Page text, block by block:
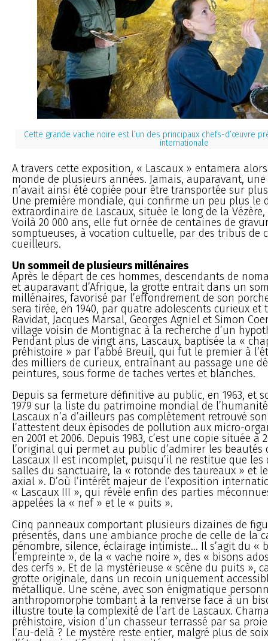
Cette grande vache noire est l’un des principaux chefs-d’œuvre
internationale
A travers cette exposition, « Lascaux » entamera
monde de plusieurs années. Jamais, auparavant,
n’avait ainsi été copiée pour être transportée sur
Une première mondiale, qui confirme un peu plus le
extraordinaire de Lascaux, située le long de la Vézère,
Voilà 20 000 ans, elle fut ornée de centaines de
somptueuses, à vocation cultuelle, par des tribus de
cueilleurs.
Un sommeil de plusieurs millénaires
Après le départ de ces hommes, descendants de
et auparavant d’Afrique, la grotte entrait dans un
millénaires, favorisé par l’effondrement de son
sera tirée, en 1940, par quatre adolescents curieux et
Ravidat, Jacques Marsal, Georges Agniel et Simon
village voisin de Montignac à la recherche d’un
Pendant plus de vingt ans, Lascaux, baptisée la «
préhistoire » par l’abbé Breuil, qui fut le premier à
des milliers de curieux, entraînant au passage une
peintures, sous forme de taches vertes et blanches.
Depuis sa fermeture définitive au public, en 1963, et
1979 sur la liste du patrimoine mondial de l’humanité
Lascaux n’a d’ailleurs pas complètement retrouvé
l’attestent deux épisodes de pollution aux micro-
en 2001 et 2006. Depuis 1983, c’est une copie située à
l’original qui permet au public d’admirer les beautés
Lascaux II est incomplet, puisqu’il ne restitue que les
salles du sanctuaire, la « rotonde des taureaux » et
axial ». D’où l’intérêt majeur de l’exposition
« Lascaux III », qui révèle enfin des parties
appelées la « nef » et le « puits ».
Cinq panneaux comportant plusieurs dizaines de
présentés, dans une ambiance proche de celle de la
pénombre, silence, éclairage intimiste... Il s’agit du «
l’empreinte », de la « vache noire », des « bisons
des cerfs ». Et de la mystérieuse « scène du puits »,
grotte originale, dans un recoin uniquement
métallique. Une scène, avec son énigmatique
anthropomorphe tombant à la renverse face à un
illustre toute la complexité de l’art de Lascaux.
préhistoire, vision d’un chasseur terrassé par sa
l’au-delà ? Le mystère reste entier, malgré plus de